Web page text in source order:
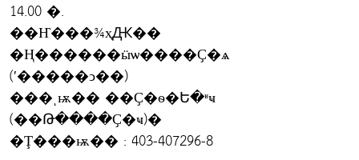
14.00 �.
��Ҥ���¾ҳԪ��
�Ң������ӹѡ����Ҫ�ѧ
(ʹ�����ͻ��)
���ͺѭ�� ��Ҫ�ѳ�Ե�ʶҹ
(��Թ����Ҫ�ҹ)�
�Ţ���ѭ�� : 403-407296-8